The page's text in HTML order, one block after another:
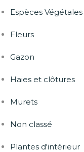
Espèces Végétales
Fleurs
Gazon
Haies et clôtures
Murets
Non classé
Plantes d'intérieur